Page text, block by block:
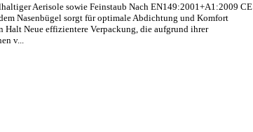
Aerisole sowie Feinstaub Nach EN149:2001+A1:2009 CE
Nasenbügel sorgt für optimale Abdichtung und Komfort
Halt Neue effizientere Verpackung, die aufgrund ihrer
v...